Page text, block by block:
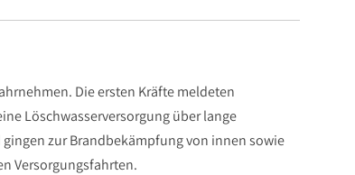
Die ersten Kräfte meldeten
Löschwasserversorgung über lange
zur Brandbekämpfung von innen sowie
Versorgungsfahrten.